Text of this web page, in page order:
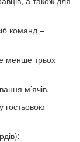
команд –
менше трьох
м’ячів,
гостьовою